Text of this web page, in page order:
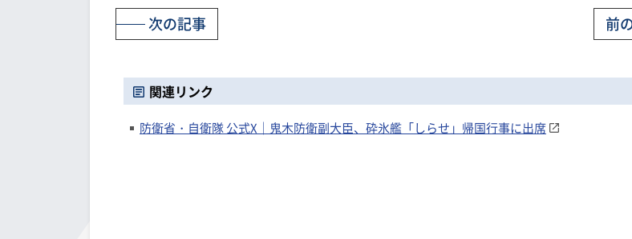
前
次の記事
関連リンク
防衛省・自衛隊 公式X｜鬼木防衛副大臣、砕氷艦「しらせ」帰国行事に出席